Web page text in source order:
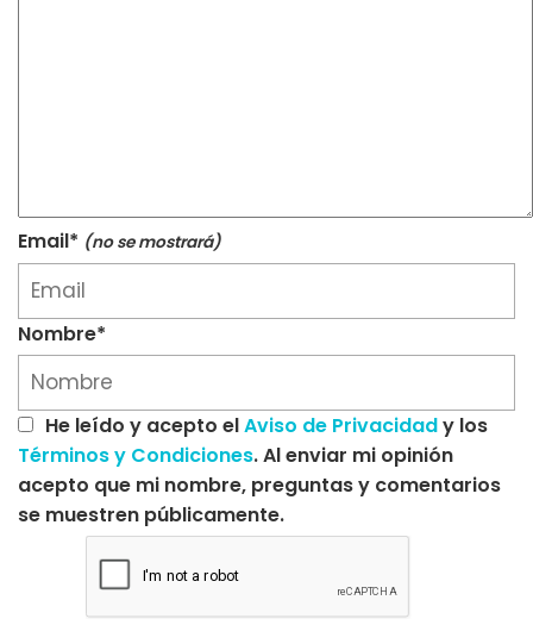
Email* (no se mostrará)
Nombre*
He leído y acepto elAviso de Privacidady los
Términos y Condiciones. Al enviar mi opinión
acepto que mi nombre, preguntas y comentarios
se muestren públicamente.